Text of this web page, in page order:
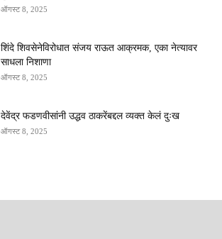
ऑगस्ट 8, 2025
शिंदे शिवसेनेविरोधात संजय राऊत आक्रमक, एका नेत्यावर
साधला निशाणा
ऑगस्ट 8, 2025
देवेंद्र फडणवीसांनी उद्धव ठाकरेंबद्दल व्यक्त केलं दुःख
ऑगस्ट 8, 2025